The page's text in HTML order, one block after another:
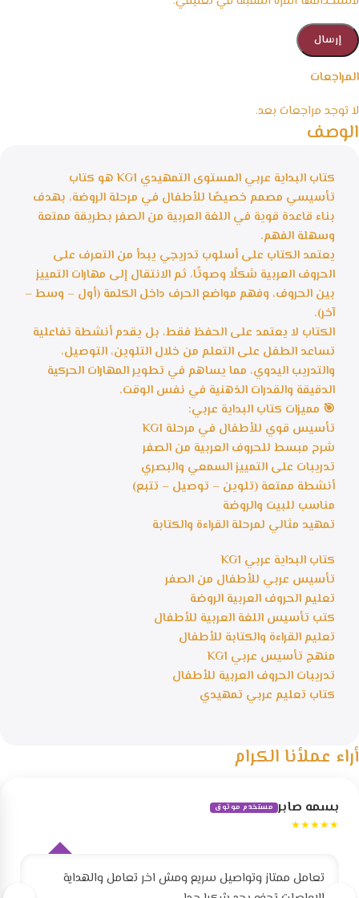
المراجعات
لا توجد مراجعات بعد.
الوصف
كتاب البداية عربي المستوى التمهيدي KG1 هو كتاب
تأسيسي مصمم خصيصًا للأطفال في مرحلة الروضة، بهدف
بناء قاعدة قوية في اللغة العربية من الصفر بطريقة ممتعة
وسهلة الفهم.
يعتمد الكتاب على أسلوب تدريجي يبدأ من التعرف على
الحروف العربية شكلًا وصوتًا، ثم الانتقال إلى مهارات التمييز
بين الحروف، وفهم مواضع الحرف داخل الكلمة (أول – وسط –
آخر).
الكتاب لا يعتمد على الحفظ فقط، بل يقدم أنشطة تفاعلية
تساعد الطفل على التعلم من خلال التلوين، التوصيل،
والتدريب اليدوي، مما يساهم في تطوير المهارات الحركية
الدقيقة والقدرات الذهنية في نفس الوقت.
🎯 مميزات كتاب البداية عربي:
تأسيس قوي للأطفال في مرحلة KG1
شرح مبسط للحروف العربية من الصفر
تدريبات على التمييز السمعي والبصري
أنشطة ممتعة (تلوين – توصيل – تتبع)
مناسب للبيت والروضة
تمهيد مثالي لمرحلة القراءة والكتابة
كتاب البداية عربي KG1
تأسيس عربي للأطفال من الصفر
تعليم الحروف العربية الروضة
كتب تأسيس اللغة العربية للأطفال
تعليم القراءة والكتابة للأطفال
منهج تأسيس عربي KG1
تدريبات الحروف العربية للأطفال
كتاب تعليم عربي تمهيدي
أراء عملأنا الكرام
بسمه صابر مستخدم موثوق
★★★★★
تعامل ممتاز وتواصيل سريع ومش اخر تعامل والهداية